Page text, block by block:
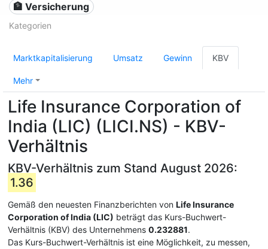
🏦 Versicherung
Kategorien
Marktkapitalisierung Umsatz Gewinn KBV
Mehr
Life Insurance Corporation of
India (LIC) (LICI.NS) - KBV-
Verhältnis
KBV-Verhältnis zum Stand August 2026:
1.36
Gemäß den neuesten Finanzberichten von Life Insurance
Corporation of India (LIC) beträgt das Kurs-Buchwert-
Verhältnis (KBV) des Unternehmens 0.232881.
Das Kurs-Buchwert-Verhältnis ist eine Möglichkeit, zu messen,